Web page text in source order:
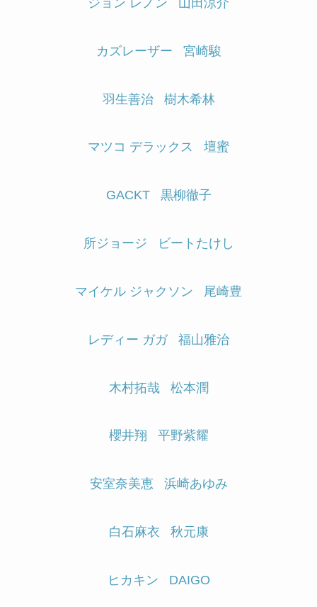
カズレーザー 宮崎駿
羽生善治 樹木希林
マツコ デラックス 壇蜜
GACKT 黒柳徹子
所ジョージ ビートたけし
マイケル ジャクソン 尾崎豊
レディー ガガ 福山雅治
木村拓哉 松本潤
櫻井翔 平野紫耀
安室奈美恵 浜崎あゆみ
白石麻衣 秋元康
ヒカキン DAIGO